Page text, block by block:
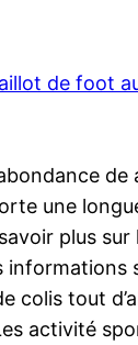
de foot
une
plus
colis tout
activité